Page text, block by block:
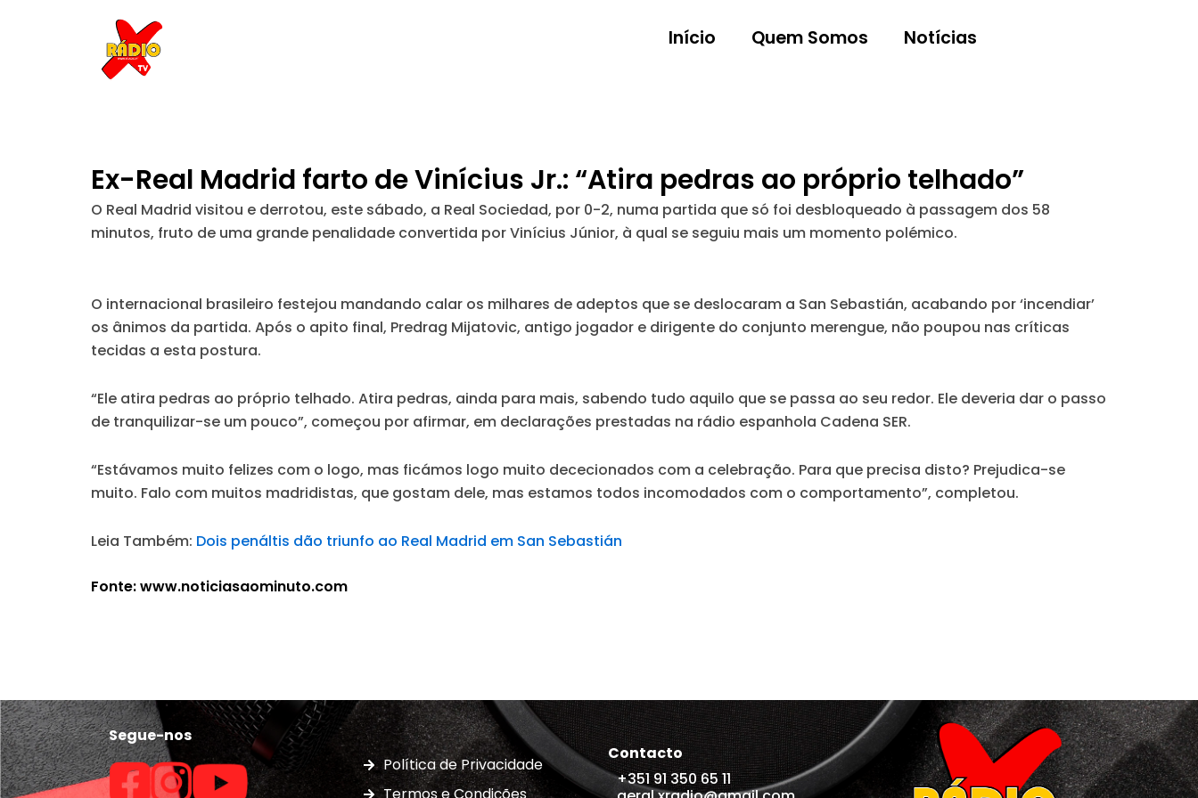
Início Quem Somos Notícias
Ex-Real Madrid farto de Vinícius Jr.: “Atira pedras ao próprio telhado”
O Real Madrid visitou e derrotou, este sábado, a Real Sociedad, por 0-2, numa partida que só foi desbloqueado à passagem dos 58
minutos, fruto de uma grande penalidade convertida por Vinícius Júnior, à qual se seguiu mais um momento polémico.
O internacional brasileiro festejou mandando calar os milhares de adeptos que se deslocaram a San Sebastián, acabando por ‘incendiar’
os ânimos da partida. Após o apito final, Predrag Mijatovic, antigo jogador e dirigente do conjunto merengue, não poupou nas críticas
tecidas a esta postura.
“Ele atira pedras ao próprio telhado. Atira pedras, ainda para mais, sabendo tudo aquilo que se passa ao seu redor. Ele deveria dar o passo
de tranquilizar-se um pouco”, começou por afirmar, em declarações prestadas na rádio espanhola Cadena SER.
“Estávamos muito felizes com o logo, mas ficámos logo muito dececionados com a celebração. Para que precisa disto? Prejudica-se
muito. Falo com muitos madridistas, que gostam dele, mas estamos todos incomodados com o comportamento”, completou.
Leia Também: Dois penáltis dão triunfo ao Real Madrid em San Sebastián
Fonte: www.noticiasaominuto.com
Segue-nos
Política de Privacidade
Contacto
+351 91 350 65 11